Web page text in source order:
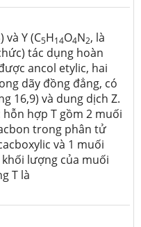
) và Y (C5H14O4N2, là
tác dụng hoàn
ancol etylic, hai
dãy đồng đẳng, có
16,9) và dung dịch Z.
hợp T gồm 2 muối
trong phân tử
và 1 muối
lượng của muối
T là